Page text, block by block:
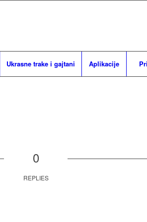
Ukrasne trake i gajtani Aplikacije
0
REPLIES